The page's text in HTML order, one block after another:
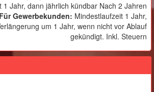
1 Jahr, dann jährlich kündbar Nach 2 Jahren
Für Gewerbe­kunden: Mindestlaufzeit 1 Jahr,
um 1 Jahr, wenn nicht vor Ablauf
gekündigt. Inkl. Steuern